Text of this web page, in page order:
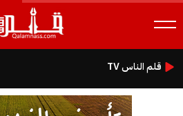
قلم الناس TV